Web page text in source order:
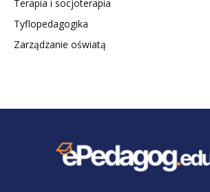
Terapia i socjoterapia
Tyflopedagogika
Zarządzanie oświatą